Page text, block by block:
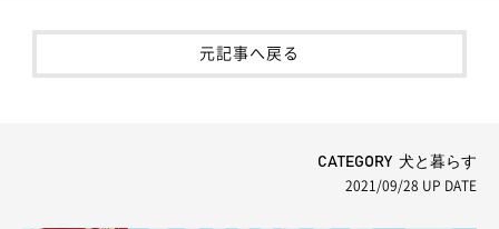
元記事へ戻る
CATEGORY 犬と暮らす
2021/09/28 UP DATE